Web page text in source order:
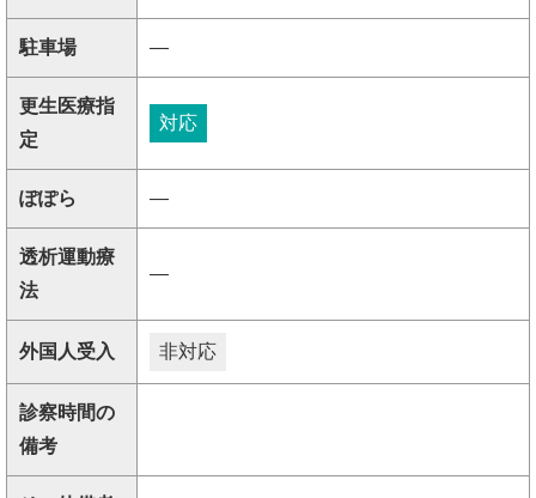
駐車場 ―
更生医療指
定
対応
ぽぽら ―
透析運動療
法
―
外国人受入 非対応
診察時間の
備考